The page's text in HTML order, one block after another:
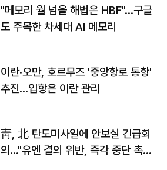
"메모리 월 넘을 해법은 HBF"…구글
도 주목한 차세대 AI 메모리
이란·오만, 호르무즈 '중앙항로 통항'
추진…입항은 이란 관리
靑, 北 탄도미사일에 안보실 긴급회
의…"유엔 결의 위반, 즉각 중단 촉